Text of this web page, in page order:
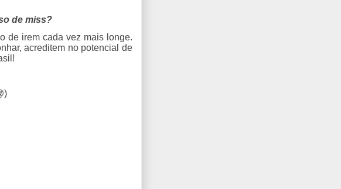
de miss?
de irem cada vez mais longe.
acreditem no potencial de